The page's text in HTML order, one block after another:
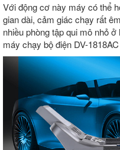
Với động cơ này máy có thể
gian dài, cảm giác chạy rất
nhiều phòng tập qui mô nhỏ
máy chạy bộ điện DV-